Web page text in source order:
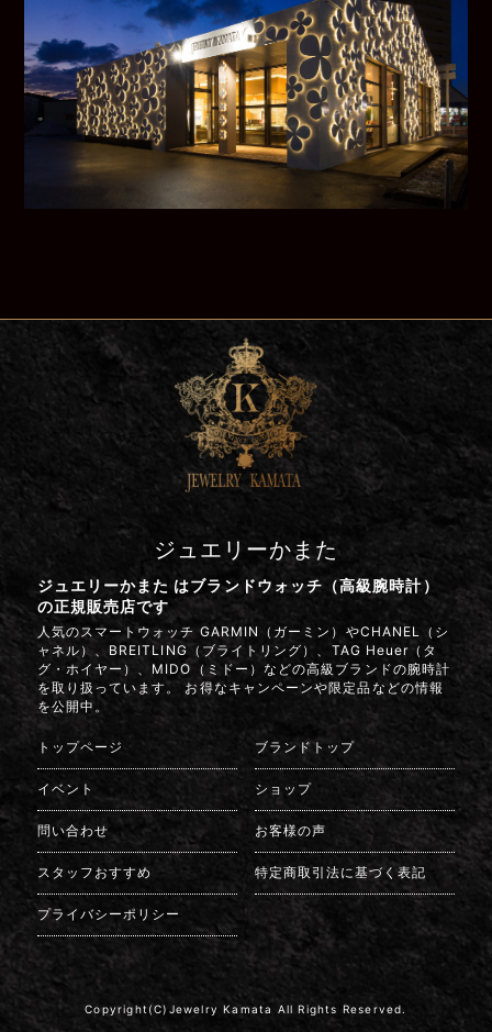
ジュエリーかまた
ジュエリーかまた はブランドウォッチ（高級腕時計）
の正規販売店です
人気のスマートウォッチ GARMIN（ガーミン）やCHANEL（シ
ャネル）、BREITLING（ブライトリング）、TAG Heuer（タ
グ・ホイヤー）、MIDO（ミドー）などの高級ブランドの腕時計
を取り扱っています。 お得なキャンペーンや限定品などの情報
を公開中。
トップページ ブランドトップ
イベント ショップ
問い合わせ お客様の声
スタッフおすすめ 特定商取引法に基づく表記
プライバシーポリシー
Copyright(C)Jewelry Kamata All Rights Reserved.